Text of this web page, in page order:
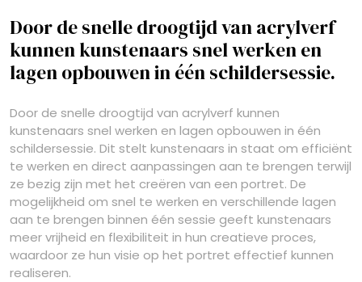
Door de snelle droogtijd van acrylverf
kunnen kunstenaars snel werken en
lagen opbouwen in één schildersessie.
Door de snelle droogtijd van acrylverf kunnen
kunstenaars snel werken en lagen opbouwen in één
schildersessie. Dit stelt kunstenaars in staat om efficiënt
te werken en direct aanpassingen aan te brengen terwijl
ze bezig zijn met het creëren van een portret. De
mogelijkheid om snel te werken en verschillende lagen
aan te brengen binnen één sessie geeft kunstenaars
meer vrijheid en flexibiliteit in hun creatieve proces,
waardoor ze hun visie op het portret effectief kunnen
realiseren.